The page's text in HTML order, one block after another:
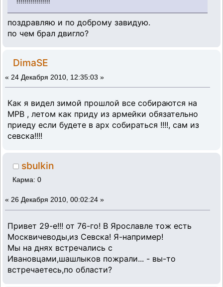
поздравляю и по доброму завидую.
по чем брал двигло?
DimaSE
« 24 Декабря 2010, 12:35:03 »
Как я видел зимой прошлой все собираются на
МРВ , летом как приду из армейки обязательно
приеду если будете в арх собираться !!!!, сам из
севска!!!!
sbulkin
Карма: 0
« 26 Декабря 2010, 00:02:24 »
Привет 29-е!!! от 76-го! В Ярославле тож есть
Москвичеводы,из Севска! Я-например!
Мы на днях встречались с
Ивановцами,шашлыков пожрали... - вы-то
встречаетесь,по области?